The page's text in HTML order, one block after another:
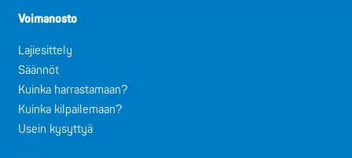
Voimanosto
Lajiesittely
Säännöt
Kuinka harrastamaan?
Kuinka kilpailemaan?
Usein kysyttyä